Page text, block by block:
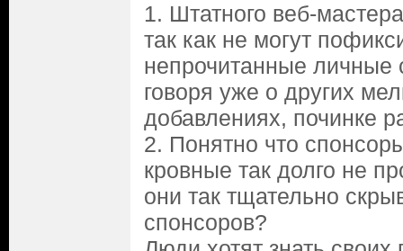
1. Штатного веб-
так как не могут
непрочитанные
говоря уже о других
добавлениях, починке
2. Понятно что
кровные так долго не
они так тщательно
спонсоров?